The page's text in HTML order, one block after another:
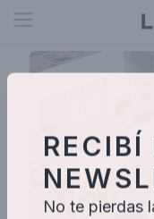
Open menu
RECIBÍ
No te pierdas